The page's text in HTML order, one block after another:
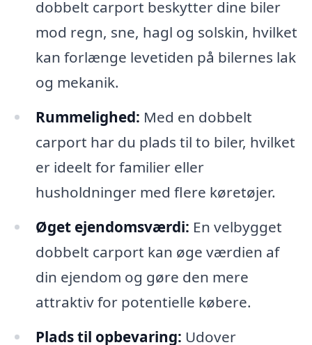
dobbelt carport beskytter dine biler
mod regn, sne, hagl og solskin, hvilket
kan forlænge levetiden på bilernes lak
og mekanik.
Rummelighed: Med en dobbelt
carport har du plads til to biler, hvilket
er ideelt for familier eller
husholdninger med flere køretøjer.
Øget ejendomsværdi: En velbygget
dobbelt carport kan øge værdien af
din ejendom og gøre den mere
attraktiv for potentielle købere.
Plads til opbevaring: Udover